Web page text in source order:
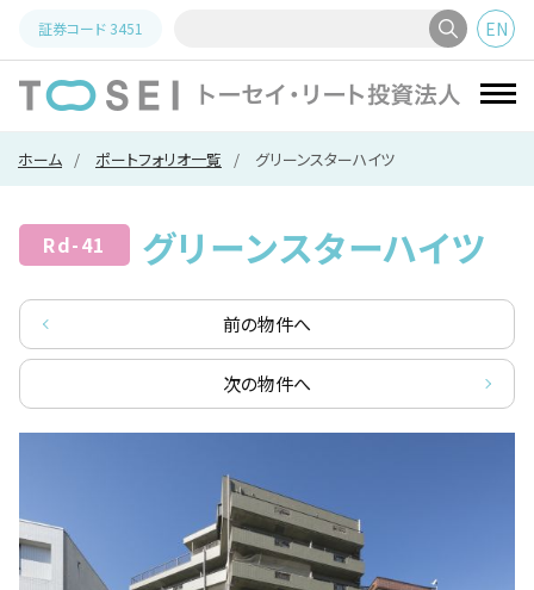
トーセ
証券コード 3451 EN
ホーム ポートフォリオ一覧 グリーンスターハイツ
Rd-41 グリーンスターハイツ
前の物件へ
次の物件へ